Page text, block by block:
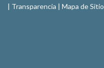
| Transparencia | Mapa de Sitio